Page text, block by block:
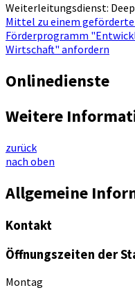
Weiterleitungsdienst:
Mittel zu einem
Förderprogramm
Wirtschaft" anfordern
Onlinedienste
Weitere
zurück
nach oben
Allgemeine
Kontakt
Öffnungszeiten der
Montag